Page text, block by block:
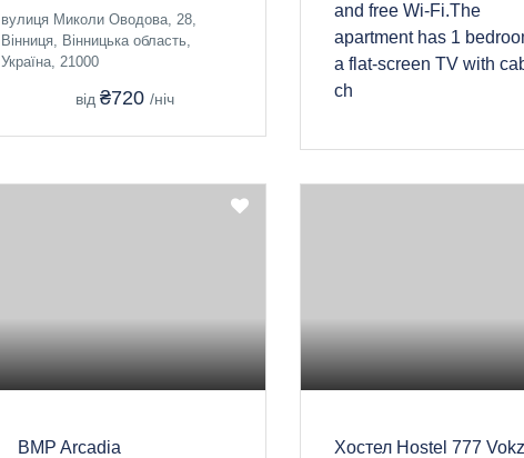
вулиця Миколи Оводова, 28,
Вінниця, Вінницька область,
Україна, 21000
від ₴720 /ніч
and free Wi-Fi.The
apartment has 1
a flat-screen TV with
ch
BMP Arcadia Хостел Hostel 777